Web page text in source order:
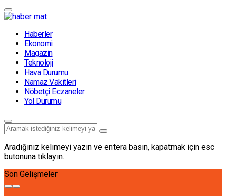
Haberler
Ekonomi
Magazin
Teknoloji
Hava Durumu
Namaz Vakitleri
Nöbetçi Eczaneler
Yol Durumu
Aradığınız kelimeyi yazın ve entera basın, kapatmak için esc
butonuna tıklayın.
Son Gelişmeler